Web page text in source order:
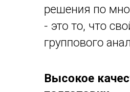
решения по
- это то, что
группового
Высокое